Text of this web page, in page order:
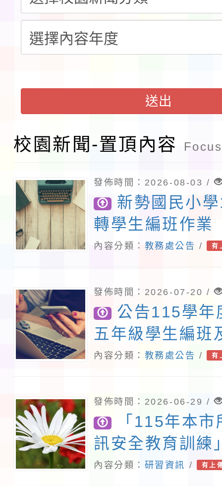
檢送桃園市115學年度
及師生本土語及新住民
115年食農教育專業人
鎮韌性（防空）演習－
「115年金融知識線上
第3次招考代課鐘點教
告(不再辦理後續甄選)
賽實施要點」1份
本市「115學年度學生
程安排一案
「桃園市補助參觀特色
展演活動實施計畫」
送出
校園新聞-置頂內容
發佈時間：2026-08-03 /
新勢國民小
轉學生編班作業
內容分類： 教務處公告 / 有
發佈時間：2026-07-20 /
公告115學年
五年級學生編班
名單
內容分類： 教務處公告 / 有
發佈時間：2026-06-29 /
「115年本
訊安全教育訓練
定研習3小時
內容分類： 研習資訊 / 有上